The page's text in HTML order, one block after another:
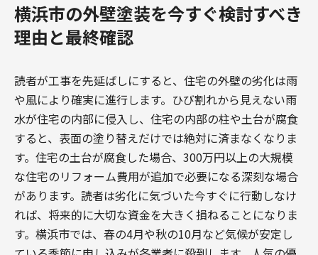
横浜市の外壁塗装を今すぐ検討すべき
理由と最終確認
読者が工事を先延ばしにすると、住宅の外壁の劣化は雨
や風により確実に進行します。ひび割れから見えない雨
水が住宅の内部に侵入し、住宅の内部の柱や土台が腐食
すると、表面の塗り替えだけでは絶対に済まなくなりま
す。住宅の土台が腐食した場合、300万円以上の大規模
な住宅のリフォーム費用が追加で必要になる深刻な場合
があります。読者は劣化に気づいた今すぐに行動しなけ
れば、将来的に大切な資金を大きく損ねることになりま
す。横浜市では、春の4月や秋の10月など気候が安定し